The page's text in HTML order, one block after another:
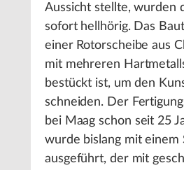
Aussicht stellte, wurden
sofort hellhörig. Das
einer Rotorscheibe aus
mit mehreren
bestückt ist, um den
schneiden. Der
bei Maag schon seit 25
wurde bislang mit einem
ausgeführt, der mit